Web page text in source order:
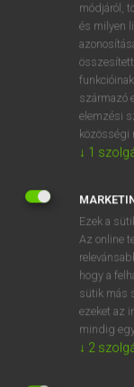
Van
Nincs
díjmentes
módjáról,
és milyen
származó
elemzési
közösségi
↓ 1
Ezek a
Az online
hogy a
sütik más
ezeket az
mindig
↓ 2